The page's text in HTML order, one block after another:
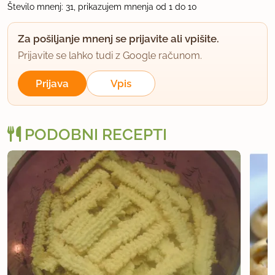
uporabno
jankica
član od 2005 856 sporočil
Mijan, moji orehi pa nikakor niso hoteli popadati
ven. Šele, ko so se malo ohladili, sem jih lahko
zbezala ven. Model pa sem mazala s pomaščenim
papirjem. Pitončica, ali ti modele samo pomokaš
(nič maščobe)?
uporabno
Število mnenj: 31, prikazujem mnenja od 1 do 10
Za pošiljanje mnenj se prijavite ali vpišite.
Prijavite se lahko tudi z Google računom.
Prijava Vpis
PODOBNI RECEPTI